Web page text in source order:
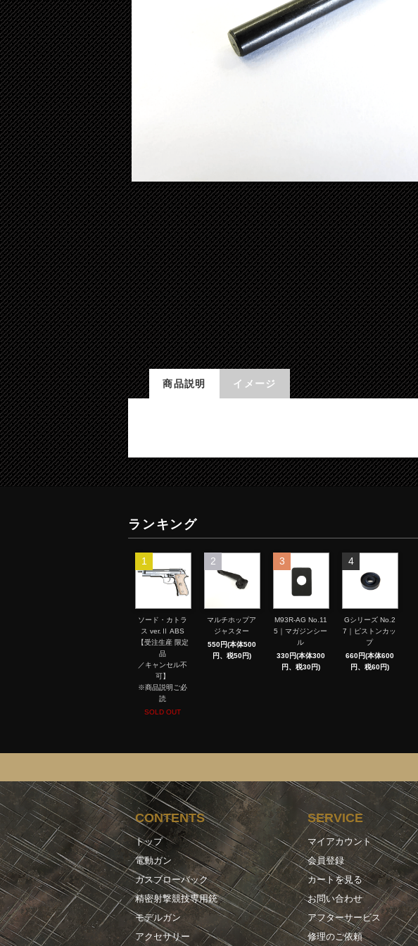
商品説明 イメージ
ランキング
1
ソード・カトラ
ス ver.Ⅱ ABS
【受注生産 限定
品
／キャンセル不
可】
※商品説明ご必
読
SOLD OUT
2
マルチホップア
ジャスター
550円(本体500
円、税50円)
3
M93R-AG No.11
5｜マガジンシー
ル
330円(本体300
円、税30円)
4
Gシリーズ No.2
7｜ピストンカッ
プ
660円(本体600
円、税60円)
CONTENTS
トップ
電動ガン
ガスブローバック
精密射撃競技専用銃
モデルガン
アクセサリー
SERVICE
マイアカウント
会員登録
カートを見る
お問い合わせ
アフターサービス
修理のご依頼